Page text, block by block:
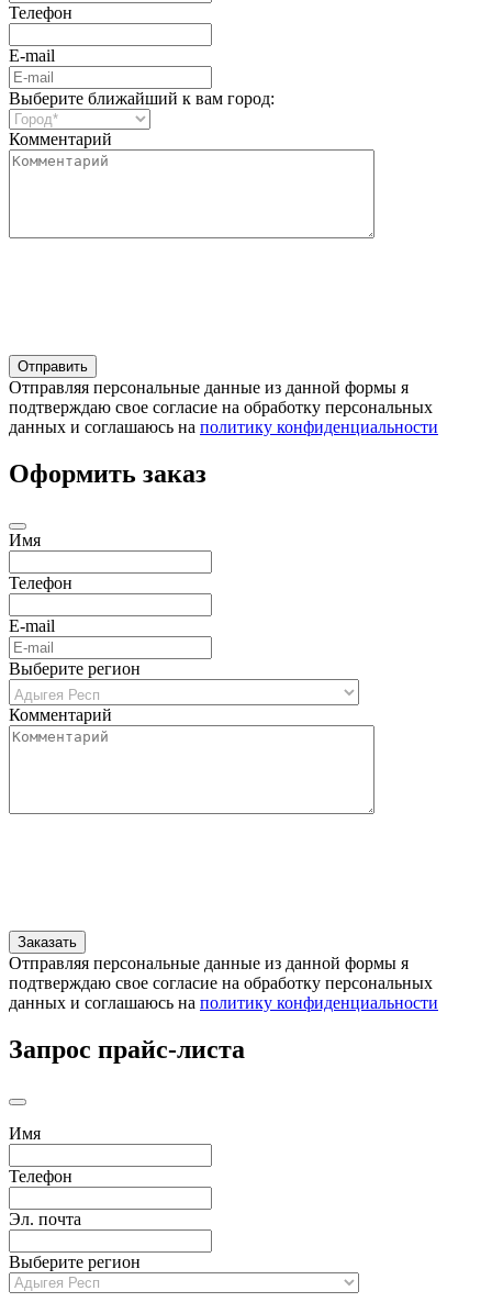
Телефон
E-mail
Выберите ближайший к вам город:
Комментарий
Отправляя персональные данные из данной формы я
подтверждаю свое согласие на обработку персональных
данных и соглашаюсь на политику конфиденциальности
Оформить заказ
Имя
Телефон
E-mail
Выберите регион
Комментарий
Отправляя персональные данные из данной формы я
подтверждаю свое согласие на обработку персональных
данных и соглашаюсь на политику конфиденциальности
Запрос прайс-листа
Имя
Телефон
Эл. почта
Выберите регион